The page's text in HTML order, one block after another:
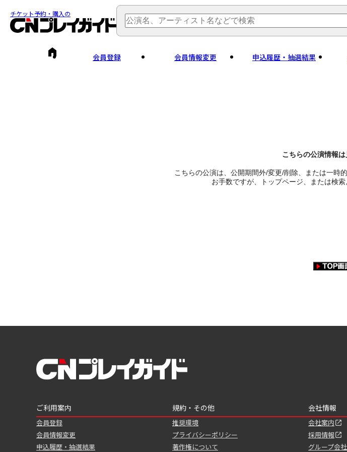
チケット予約・購入の
会員登録 会員情報変更 申込履歴・抽選結果
こちらの公演情報
こちらの公演は、公開期間外/変更/削除、または一時
お手数ですが、トップページ、または検
ご利用案内
会員登録
会員情報変更
申込履歴・抽選結果
規約・その他
推奨環境
プライバシーポリシー
著作権について
会社情報
会社案内
採用情報
グループ会社